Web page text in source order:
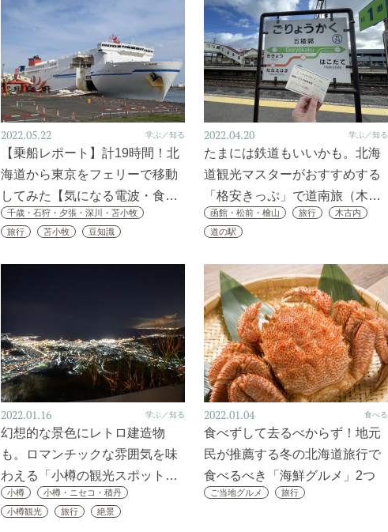
2022.05.22 学ぶ／知る
【乗船レポート】計19時間！北
海道から東京をフェリーで移動
してみた【気になる電波・食…
千歳・石狩・夕張・深川・苫小牧
旅行
苫小牧 豆知識
2022.04.20 学ぶ／知る
たまには鉄道もいいかも。北海
道観光マスターがおすすめする
「格安きっぷ」で道南旅（木…
函館・松前・檜山 旅行
木古内
道の駅
2022.01.16 学ぶ／知る
幻想的な景色にレトロ建造物
も。ロマンチックな雰囲気を味
わえる「小樽の観光スポット…
小樽
小樽・ニセコ・積丹
小樽観光
旅行 絶景
2022.01.04 食べる
食べずして去るべからず！地元
民が推薦する冬の北海道旅行で
食べるべき「海鮮グルメ」2つ
ご当地グルメ 旅行